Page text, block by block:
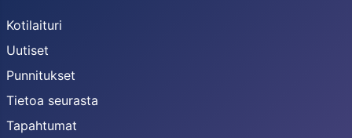
Kotilaituri
Uutiset
Punnitukset
Tietoa seurasta
Tapahtumat